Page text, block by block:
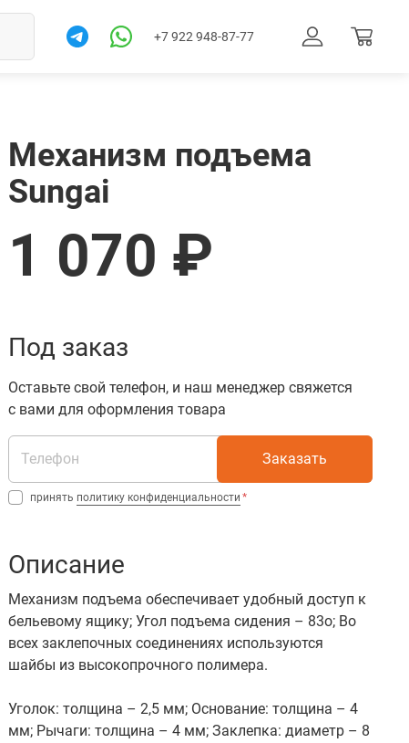
+7 922 948-87-77
Механизм подъема
Sungai
1 070 ₽
Под заказ
Оставьте свой телефон, и наш менеджер свяжется
с вами для оформления товара
Заказать
принять политику конфиденциальности
Описание
Механизм подъема обеспечивает удобный доступ к
бельевому ящику; Угол подъема сидения – 83о; Во
всех заклепочных соединениях используются
шайбы из высокопрочного полимера.
Уголок: толщина – 2,5 мм; Основание: толщина – 4
мм; Рычаги: толщина – 4 мм; Заклепка: диаметр – 8